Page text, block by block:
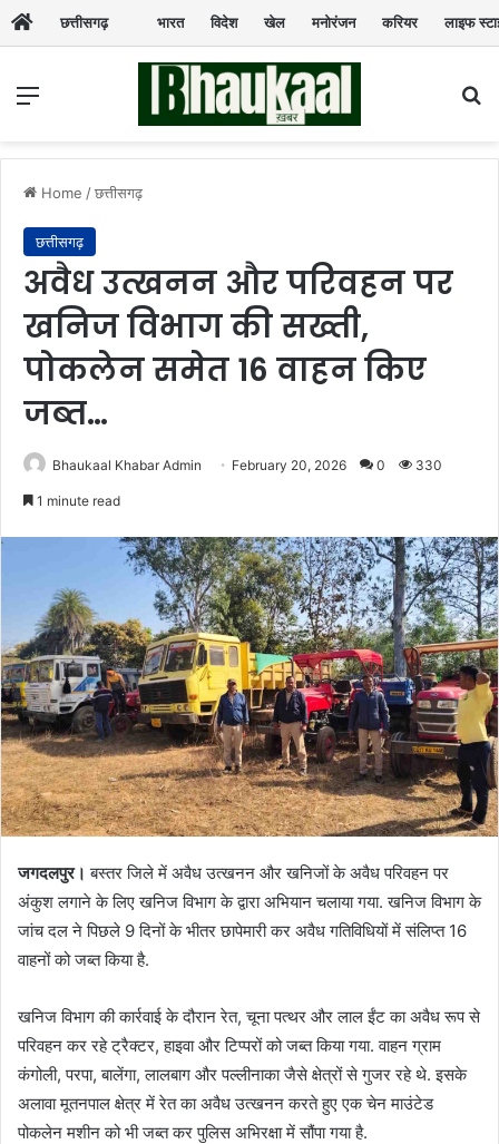
छत्तीसगढ़ भारत विदेश खेल मनोरंजन करियर लाइफ
Menu
Home /छत्तीसगढ़
छत्तीसगढ़
अवैध उत्खनन और परिवहन पर
खनिज विभाग की सख्ती,
पोकलेन समेत 16 वाहन किए
जब्त…
Bhaukaal Khabar Admin February 20, 2026 0 330
1 minute read
जगदलपुर। बस्तर जिले में अवैध उत्खनन और खनिजों के अवैध परिवहन पर
अंकुश लगाने के लिए खनिज विभाग के द्वारा अभियान चलाया गया. खनिज विभाग के
जांच दल ने पिछले 9 दिनों के भीतर छापेमारी कर अवैध गतिविधियों में संलिप्त 16
वाहनों को जब्त किया है.
खनिज विभाग की कार्रवाई के दौरान रेत, चूना पत्थर और लाल ईंट का अवैध रूप से
परिवहन कर रहे ट्रैक्टर, हाइवा और टिप्परों को जब्त किया गया. वाहन ग्राम
कंगोली, परपा, बालेंगा, लालबाग और पल्लीनाका जैसे क्षेत्रों से गुजर रहे थे. इसके
अलावा मूतनपाल क्षेत्र में रेत का अवैध उत्खनन करते हुए एक चेन माउंटेड
पोकलेन मशीन को भी जब्त कर पुलिस अभिरक्षा में सौंपा गया है.